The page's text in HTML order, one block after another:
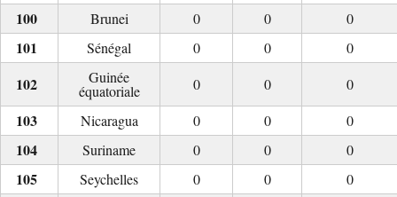
Brunei
0 0
0
Sénégal
0 0
0
Guinée
équatoriale 0 0
0
Nicaragua
0 0
0
Suriname
0 0
0
Seychelles
0 0
0